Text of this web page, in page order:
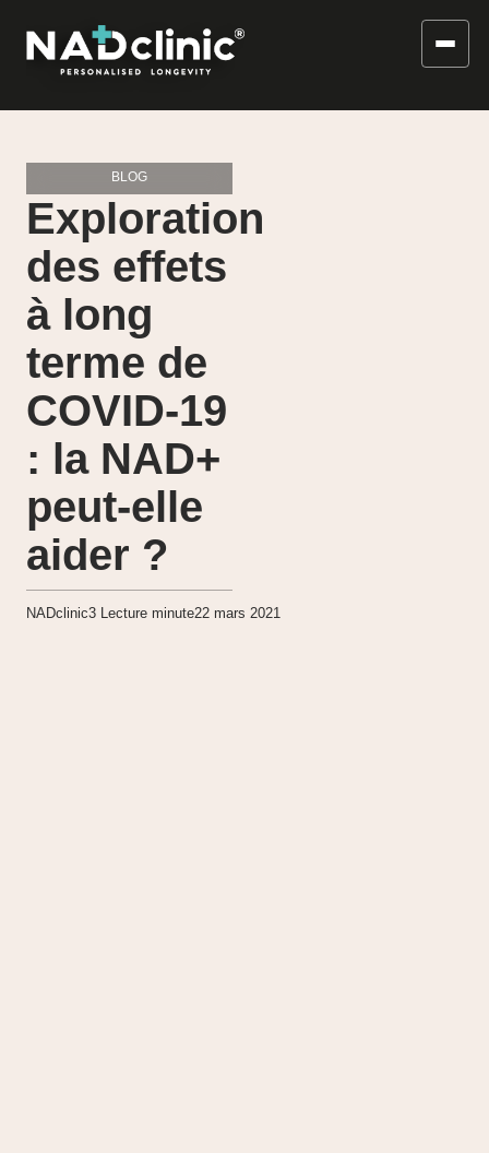
BLOG
Exploration
des effets
à long
terme de
COVID-19
: la NAD+
peut-elle
aider ?
NADclinic3 Lecture minute22 mars 2021